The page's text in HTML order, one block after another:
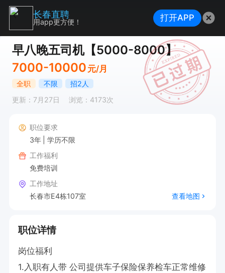
早八晚五司机【5000-8000】
7000-10000 元/月
全职 不限
招2人
更新：7月27日
浏览：4173次
职位要求
3年
学历不限
工作福利
免费培训
工作地址
长春市E4栋107室
查看地图
职位详情
岗位福利
1.入职有人带 公司提供车子保险保养检车正常维修
长春直聘
用app更方便！ 打开APP